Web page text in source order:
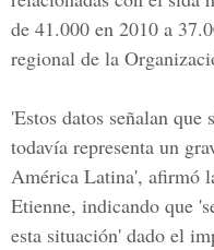
de 41.000 en 2010 a
regional de la
'Estos datos señalan
todavía representa un
América Latina', afirmó
Etienne, indicando que
esta situación' dado el